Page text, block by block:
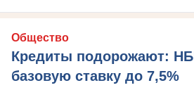
Общество
Кредиты подорожают:
базовую ставку до 7,5%